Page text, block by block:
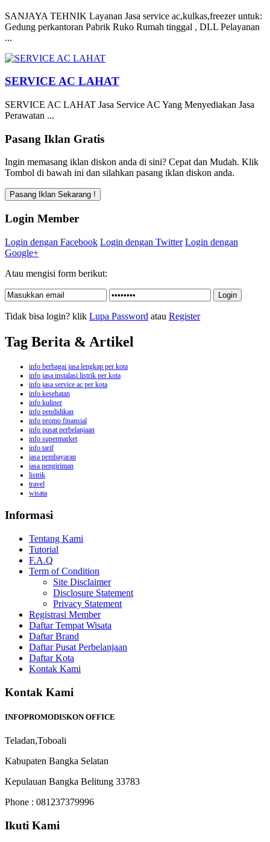
SANJAYA TEHNIK Layanan Jasa service ac,kulkas,freezer untuk:
Gedung perkantoran Pabrik Ruko Rumah tinggal , DLL Pelayanan
...
SERVICE AC LAHAT
SERVICE AC LAHAT Jasa Service AC Yang Menyediakan Jasa
Perawatan ...
Pasang Iklan Gratis
Ingin memasang iklan diskon anda di sini? Cepat dan Mudah. Klik
Tombol di bawah ini dan silahkan pasang iklan diskon anda.
Login Member
Login dengan Facebook Login dengan Twitter Login dengan
Google+
Atau mengisi form berikut:
Tidak bisa login? klik Lupa Password atau Register
Tag Berita & Artikel
info berbagai jasa lengkap per kota
info jasa instalasi listrik per kota
info jasa service ac per kota
info kesehatan
info kuliner
info pendidikan
info promo finansial
info pusat perbelanjaan
info supermarket
info tarif
jasa pembayaran
jasa pengiriman
listrik
travel
wisata
Informasi
Tentang Kami
Tutorial
F.A.Q
Term of Condition
Site Disclaimer
Disclosure Statement
Privacy Statement
Registrasi Member
Daftar Tempat Wisata
Daftar Brand
Daftar Pusat Perbelanjaan
Daftar Kota
Kontak Kami
Kontak Kami
INFOPROMODISKON OFFICE
Teladan,Toboali
Kabupaten Bangka Selatan
Kepulauan Bangka Belitung 33783
Phone : 081237379996
Ikuti Kami